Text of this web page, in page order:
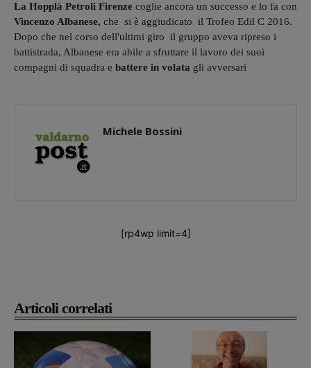
Articoli correlati
La Hopplà Petroli Firenze coglie ancora un successo e lo fa con
Vincenzo Albanese, che si è aggiudicato il Trofeo Edil C 2016.
Dopo che nel corso dell'ultimi giro il gruppo aveva ripreso i
battistrada, Albanese era abile a sfruttare il lavoro dei suoi
compagni di squadra e battere in volata gli avversari
Michele Bossini
[rp4wp limit=4]